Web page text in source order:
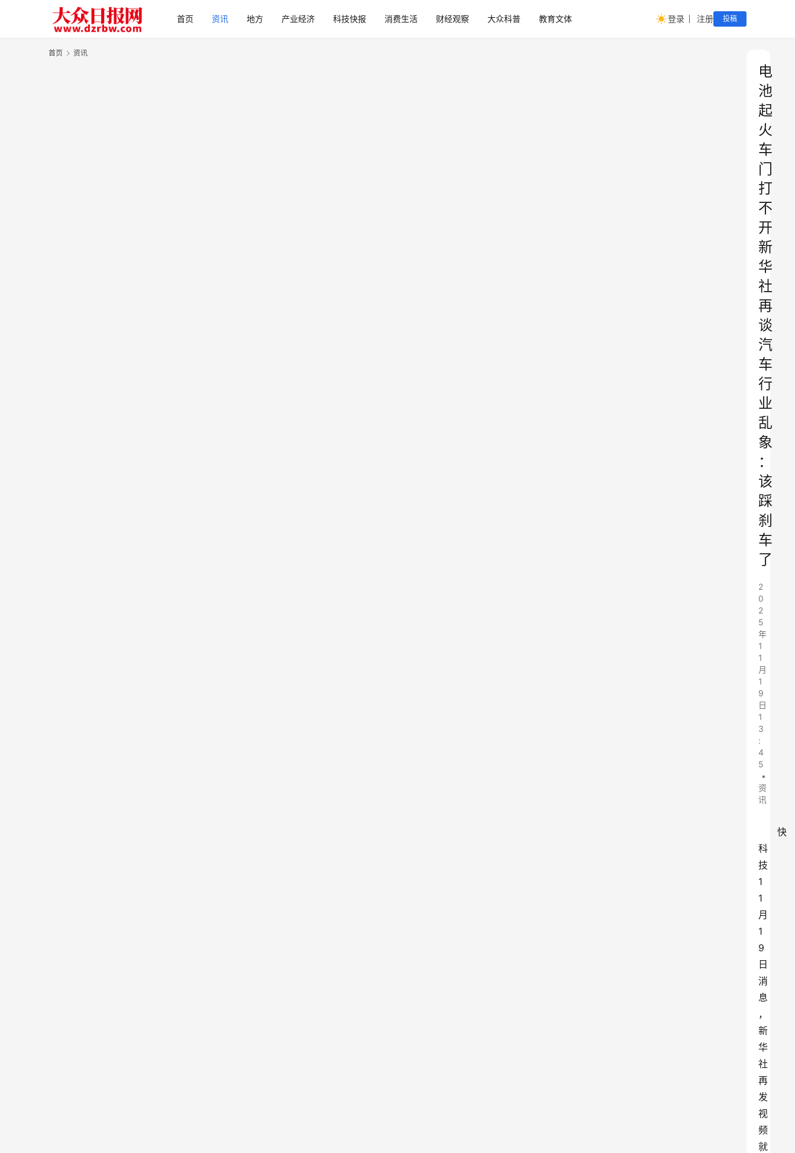
首页 资讯 地方 产业经济 科技快报 消费生活 财经观察 大众科普 教育文体 登录 注册 投稿
首页 资讯
电
池
起
火
车
门
打
不
开
新
华
社
再
谈
汽
车
行
业
乱
象
：
该
踩
刹
车
了
2
0
2
5
年
1
1
月
1
9
日
1
3
:
4
5
•
资
讯
快
科
技
1
1
月
1
9
日
消
息
，
新
华
社
再
发
视
频
就